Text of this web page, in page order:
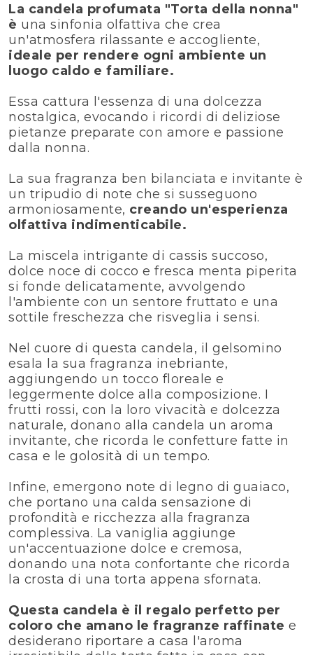
La candela profumata "Torta della nonna"
è una sinfonia olfattiva che crea
un'atmosfera rilassante e accogliente,
ideale per rendere ogni ambiente un
luogo caldo e familiare.
Essa cattura l'essenza di una dolcezza
nostalgica, evocando i ricordi di deliziose
pietanze preparate con amore e passione
dalla nonna.
La sua fragranza ben bilanciata e invitante è
un tripudio di note che si susseguono
armoniosamente, creando un'esperienza
olfattiva indimenticabile.
La miscela intrigante di cassis succoso,
dolce noce di cocco e fresca menta piperita
si fonde delicatamente, avvolgendo
l'ambiente con un sentore fruttato e una
sottile freschezza che risveglia i sensi.
Nel cuore di questa candela, il gelsomino
esala la sua fragranza inebriante,
aggiungendo un tocco floreale e
leggermente dolce alla composizione. I
frutti rossi, con la loro vivacità e dolcezza
naturale, donano alla candela un aroma
invitante, che ricorda le confetture fatte in
casa e le golosità di un tempo.
Infine, emergono note di legno di guaiaco,
che portano una calda sensazione di
profondità e ricchezza alla fragranza
complessiva. La vaniglia aggiunge
un'accentuazione dolce e cremosa,
donando una nota confortante che ricorda
la crosta di una torta appena sfornata.
Questa candela è il regalo perfetto per
coloro che amano le fragranze raffinate e
desiderano riportare a casa l'aroma